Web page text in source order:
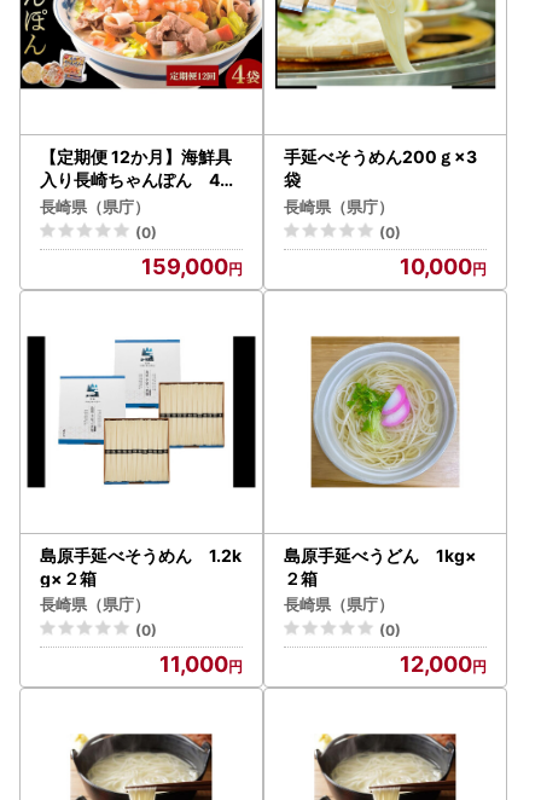
【定期便 12か月】海鮮具
入り長崎ちゃんぽん 4食
セット＜こじま製麺＞
長崎県（県庁）
(0)
159,000
手延べそうめん200ｇ×3
袋
長崎県（県庁）
(0)
10,000
島原手延べそうめん 1.2k
g×２箱
長崎県（県庁）
(0)
11,000
島原手延べうどん 1kg×
２箱
長崎県（県庁）
(0)
12,000